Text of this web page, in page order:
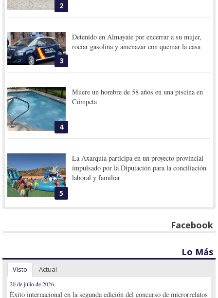
2
3
Detenido en Almayate por encerrar a su mujer,
rociar gasolina y amenazar con quemar la casa
4
Muere un hombre de 58 años en una piscina en
Cómpeta
5
La Axarquía participa en un proyecto provincial
impulsado por la Diputación para la conciliación
laboral y familiar
Facebook
Lo Más
Visto Actual
20 de julio de 2026
Éxito internacional en la segunda edición del concurso de microrrelatos